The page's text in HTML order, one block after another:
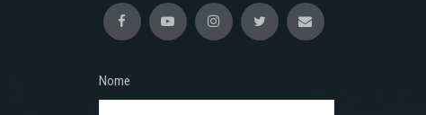
Nome